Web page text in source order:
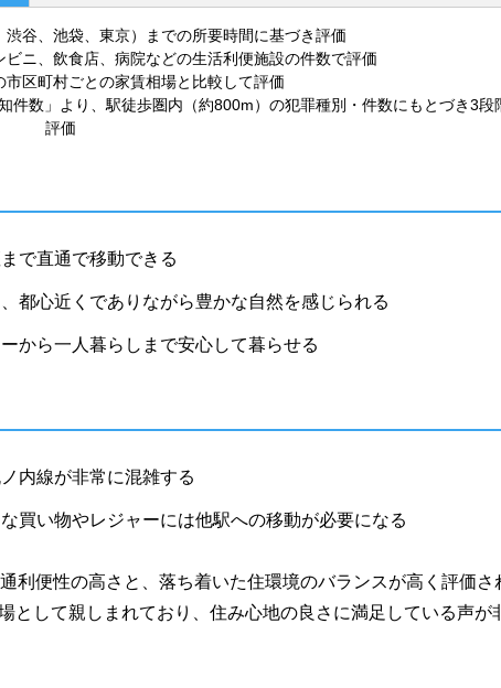
谷、池袋、東京）までの所要時間に基づき評価
ニ、飲食店、病院などの生活利便施設の件数で評価
区町村ごとの家賃相場と比較して評価
数」より、駅徒歩圏内（約800m）の犯罪種別・件数にもとづき3段
評価
で直通で移動できる
都心近くでありながら豊かな自然を感じられる
から一人暮らしまで安心して暮らせる
内線が非常に混雑する
買い物やレジャーには他駅への移動が必要になる
利便性の高さと、落ち着いた住環境のバランスが高く評価さ
として親しまれており、住み心地の良さに満足している声が